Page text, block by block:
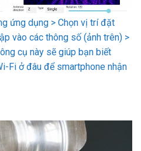
ứng dụng > Chọn vị trí đặt
vào các thông số (ảnh trên) >
cụ này sẽ giúp bạn biết
Fi ở đâu để smartphone nhận